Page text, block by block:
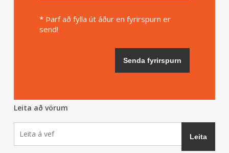
* Þarf að fylla út áður en fyrirspurn er
send!
Leita að vörum